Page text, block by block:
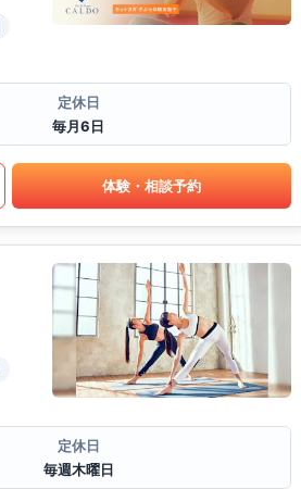
定休日
毎月6日
体験・相談予約
定休日
毎週木曜日